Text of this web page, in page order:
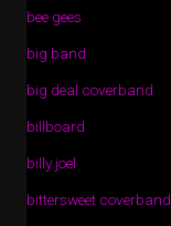
bee gees
big band
big deal coverband
billboard
billy joel
bittersweet coverband